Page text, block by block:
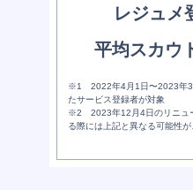
レジュメ
平均スカウ
※1 2022年4月1日〜2023年3
たサービス登録者が対象
※2 2023年12月4日のリニュ
る際には上記と異なる可能性が